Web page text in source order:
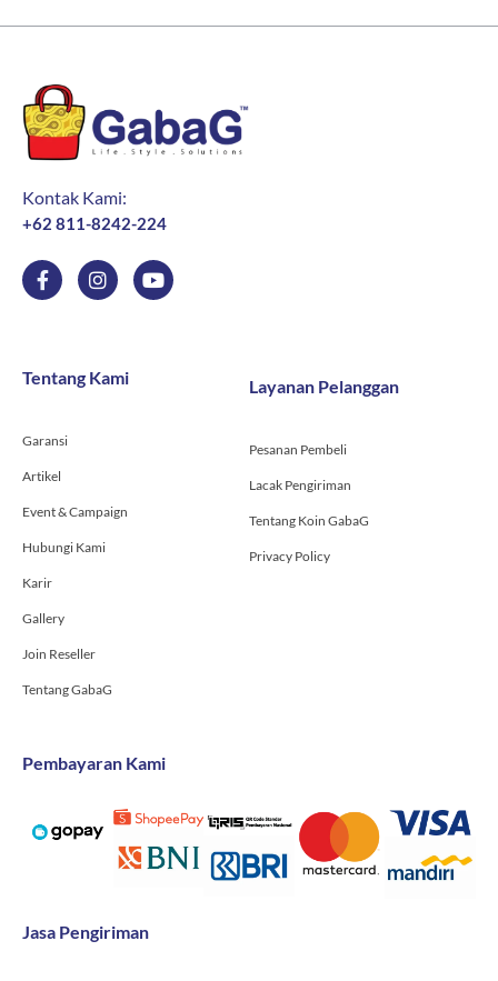
Kontak Kami:
+62 811-8242-224
F
a
c
o
f
I
n
s
g
r
Y
o
u
Tentang Kami
Garansi
Artikel
Event & Campaign
Hubungi Kami
Karir
Gallery
Join Reseller
Tentang GabaG
Layanan Pelanggan
Pesanan Pembeli
Lacak Pengiriman
Tentang Koin GabaG
Privacy Policy
Pembayaran Kami
Jasa Pengiriman